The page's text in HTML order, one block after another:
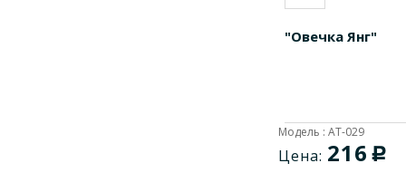
"Овечка Янг"
Цена: 216 c
Модель : AT-029